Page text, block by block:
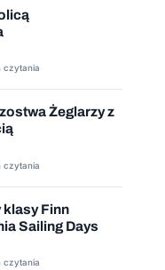
czytania
Żeglarzy z
czytania
Finn
Sailing Days
czytania